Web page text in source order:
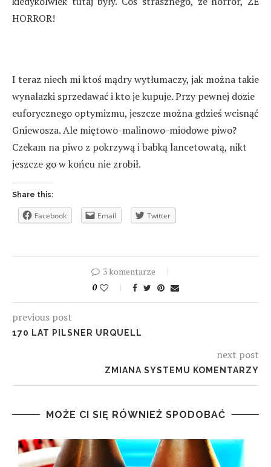
HORROR!
I teraz niech mi ktoś mądry wytłumaczy, jak można takie
wynalazki sprzedawać i kto je kupuje. Przy pewnej dozie
euforycznego optymizmu, jeszcze można gdzieś wcisnąć
Gniewosza. Ale miętowo-malinowo-miodowe piwo?
Czekam na piwo z pokrzywą i babką lancetowatą, nikt
jeszcze go w końcu nie zrobił.
Share this:
Facebook Email Twitter
3 komentarze
0
previous post
170 LAT PILSNER URQUELL
next post
ZMIANA SYSTEMU KOMENTARZY
MOŻE CI SIĘ RÓWNIEŻ SPODOBAĆ